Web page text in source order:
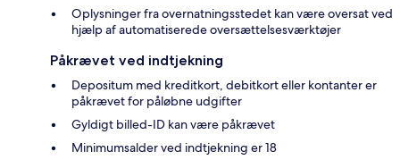
Oplysninger fra overnatningsstedet kan være oversat ved
hjælp af automatiserede oversættelsesværktøjer
Påkrævet ved indtjekning
Depositum med kreditkort, debitkort eller kontanter er
påkrævet for påløbne udgifter
Gyldigt billed-ID kan være påkrævet
Minimumsalder ved indtjekning er 18